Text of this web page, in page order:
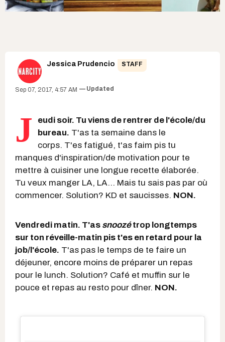
Jessica Prudencio STAFF
Sep 07, 2017, 4:57 AM Updated
J
eudi soir. Tu viens de rentrer de l'école/du
bureau. T'as ta semaine dans le
corps. T'es fatigué, t'as faim pis tu
manques d'inspiration/de motivation pour te
mettre à cuisiner une longue recette élaborée.
Tu veux manger LA, LA... Mais tu sais pas par où
commencer. Solution? KD et saucisses. NON.
Vendredi matin. T'as snoozétrop longtemps
sur ton réveille-matin pis t'es en retard pour la
job/l'école. T'as pas le temps de te faire un
déjeuner, encore moins de préparer un repas
pour le lunch. Solution? Café et muffin sur le
pouce et repas au resto pour dîner. NON.